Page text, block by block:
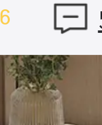
ナイトテ